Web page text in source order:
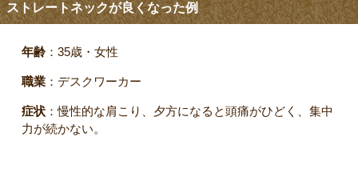
ストレートネックが良くなった例
年齢：35歳・女性
職業 ：デスクワーカー
症状 ：慢性的な肩こり、夕方になると頭痛がひどく、集中
力が続かない。